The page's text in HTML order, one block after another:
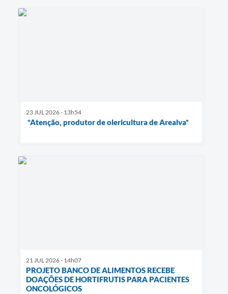
23 JUL 2026 - 13h54
*Atenção, produtor de olericultura de Arealva*
21 JUL 2026 - 14h07
PROJETO BANCO DE ALIMENTOS RECEBE
DOAÇÕES DE HORTIFRUTIS PARA PACIENTES
ONCOLÓGICOS